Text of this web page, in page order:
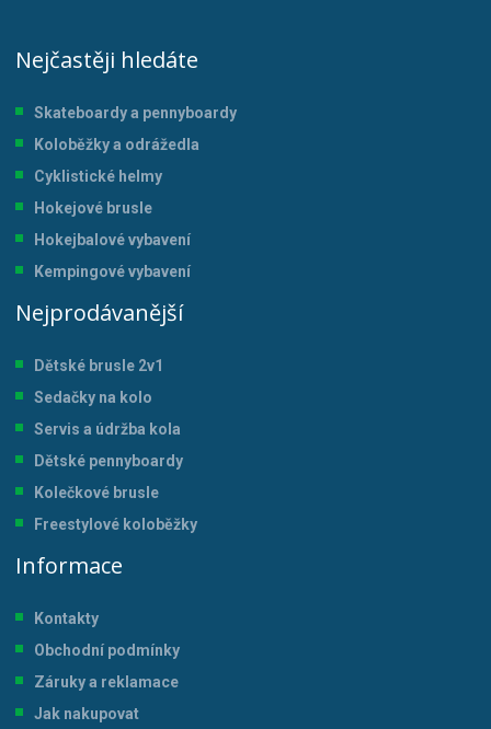
Nejčastěji hledáte
Skateboardy a pennyboardy
Koloběžky a odrážedla
Cyklistické helmy
Hokejové brusle
Hokejbalové vybavení
Kempingové vybavení
Nejprodávanější
Dětské brusle 2v1
Sedačky na kolo
Servis a údržba kola
Dětské pennyboardy
Kolečkové brusle
Freestylové koloběžky
Informace
Kontakty
Obchodní podmínky
Záruky a reklamace
Jak nakupovat